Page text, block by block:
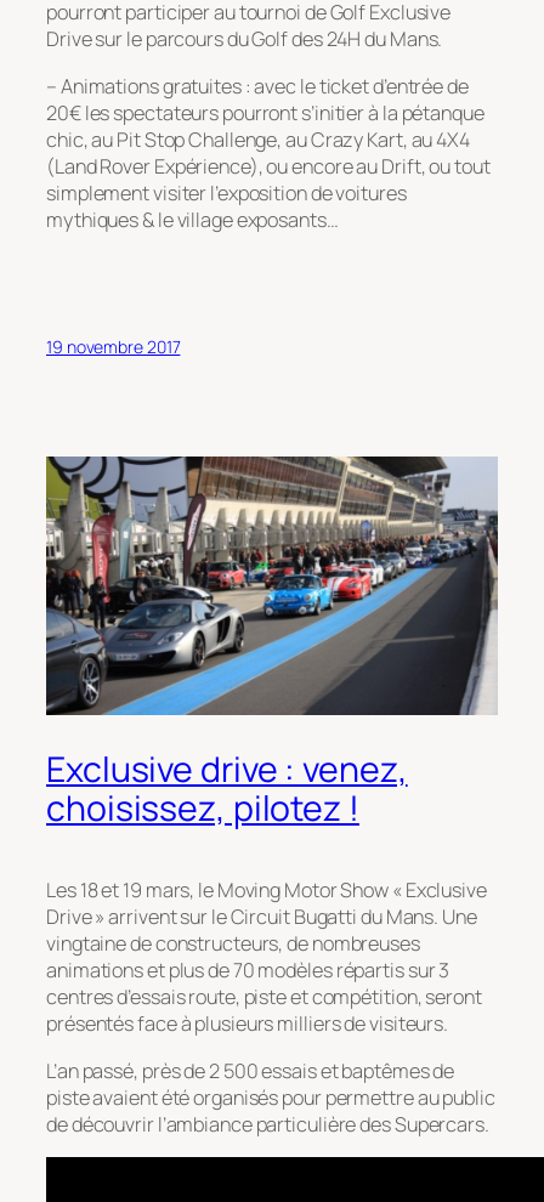
pourront participer au tournoi de Golf Exclusive
Drive sur le parcours du Golf des 24H du Mans.
– Animations gratuites : avec le ticket d’entrée de
20€ les spectateurs pourront s’initier à la pétanque
chic, au Pit Stop Challenge, au Crazy Kart, au 4X4
(Land Rover Expérience), ou encore au Drift, ou tout
simplement visiter l’exposition de voitures
mythiques & le village exposants…
19 novembre 2017
Exclusive drive : venez,
choisissez, pilotez !
Les 18 et 19 mars, le Moving Motor Show « Exclusive
Drive » arrivent sur le Circuit Bugatti du Mans. Une
vingtaine de constructeurs, de nombreuses
animations et plus de 70 modèles répartis sur 3
centres d’essais route, piste et compétition, seront
présentés face à plusieurs milliers de visiteurs.
L’an passé, près de 2 500 essais et baptêmes de
piste avaient été organisés pour permettre au public
de découvrir l’ambiance particulière des Supercars.